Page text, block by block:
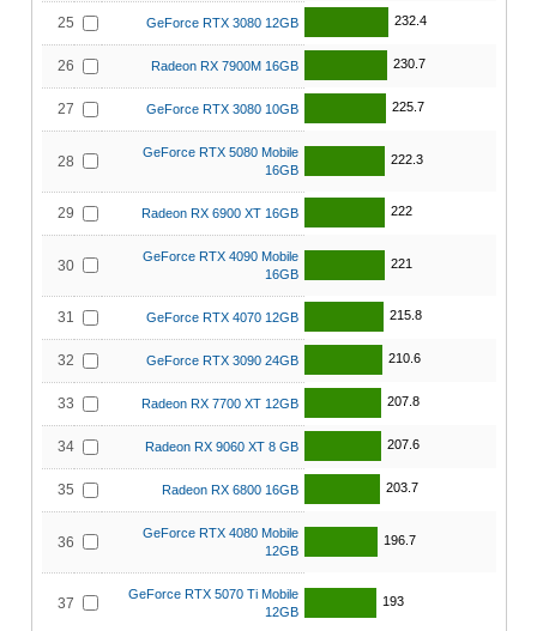
25 GeForce RTX 3080 12GB 232.4
26 Radeon RX 7900M 16GB 230.7
27 GeForce RTX 3080 10GB 225.7
28
GeForce RTX 5080 Mobile
16GB
222.3
29 Radeon RX 6900 XT 16GB 222
30
GeForce RTX 4090 Mobile
16GB
221
31 GeForce RTX 4070 12GB 215.8
32 GeForce RTX 3090 24GB 210.6
33 Radeon RX 7700 XT 12GB 207.8
34 Radeon RX 9060 XT 8 GB 207.6
35 Radeon RX 6800 16GB 203.7
36
GeForce RTX 4080 Mobile
12GB
196.7
37
GeForce RTX 5070 Ti Mobile
12GB
193